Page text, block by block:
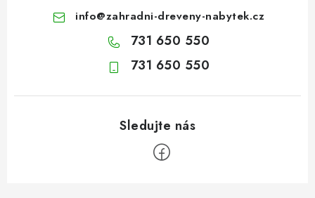
info@zahradni-dreveny-nabytek.cz
731 650 550
731 650 550